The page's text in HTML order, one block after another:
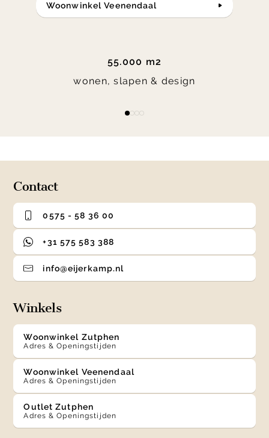
Woonwinkel Veenendaal
55.000 m2
wonen, slapen & design
Contact
0575 - 58 36 00
+31 575 583 388
info@eijerkamp.nl
Winkels
Woonwinkel Zutphen
Adres & Openingstijden
Woonwinkel Veenendaal
Adres & Openingstijden
Outlet Zutphen
Adres & Openingstijden